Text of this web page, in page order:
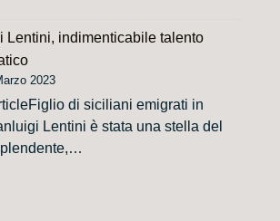
Lentini, indimenticabile talento
2023
di siciliani emigrati in
Lentini è stata una stella del